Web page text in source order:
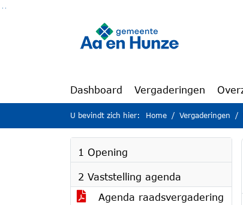
Dashboard Vergaderingen
U bevindt zich hier: Home Vergaderingen
1 Opening
2 Vaststelling agenda
Agenda raadsvergadering